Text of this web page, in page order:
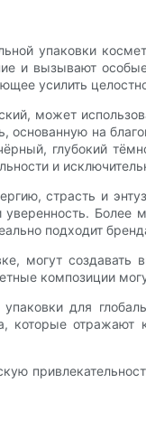
упаковки
и вызывают
усилить
может
на
глубокий
и
страсть и
подходит
могут
композиции
для
отражают